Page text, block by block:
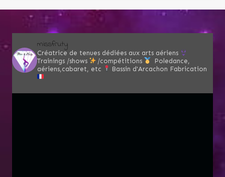
missfruty
Créatrice de tenues dédiées aux arts aériens
Trainings /shows
/compétitions
Poledance,
aériens,cabaret, etc
Bassin d'Arcachon Fabrication